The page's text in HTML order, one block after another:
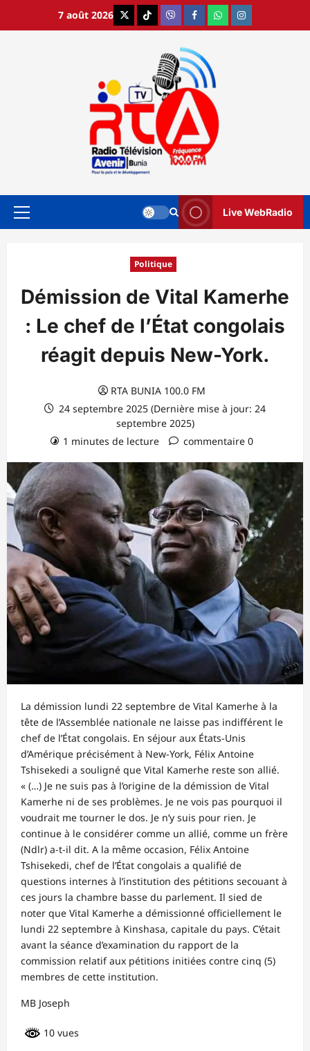
7 août 2026 X TikTokViber FacebookWhatsAppInstagram
Menu
Live WebRadio
Politique
Démission de Vital Kamerhe
: Le chef de l’État congolais
réagit depuis New-York.
RTA BUNIA 100.0 FM
24 septembre 2025 (Dernière mise à jour: 24
septembre 2025)
1 minutes de lecture
commentaire 0
La démission lundi 22 septembre de Vital Kamerhe à la
tête de l’Assemblée nationale ne laisse pas indifférent le
chef de l’État congolais. En séjour aux États-Unis
d’Amérique précisément à New-York, Félix Antoine
Tshisekedi a souligné que Vital Kamerhe reste son allié.
« (…) Je ne suis pas à l’origine de la démission de Vital
Kamerhe ni de ses problèmes. Je ne vois pas pourquoi il
voudrait me tourner le dos. Je n’y suis pour rien. Je
continue à le considérer comme un allié, comme un frère
(Ndlr) a-t-il dit. A la même occasion, Félix Antoine
Tshisekedi, chef de l’État congolais a qualifié de
questions internes à l’institution des pétitions secouant à
ces jours la chambre basse du parlement. Il sied de
noter que Vital Kamerhe a démissionné officiellement le
lundi 22 septembre à Kinshasa, capitale du pays. C’était
avant la séance d’examination du rapport de la
commission relatif aux pétitions initiées contre cinq (5)
membres de cette institution.
MB Joseph
10 vues